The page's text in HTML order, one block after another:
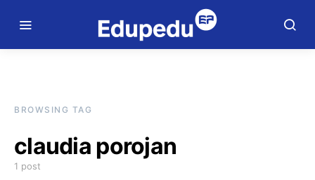
BROWSING TAG
claudia porojan
1 post